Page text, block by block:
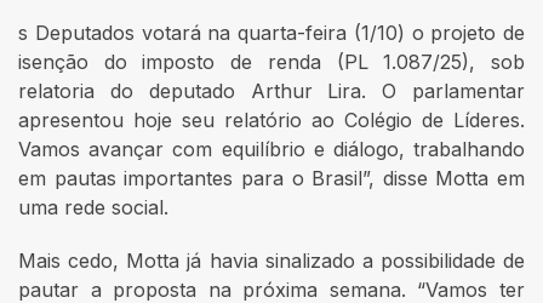
s Deputados votará na quarta-feira (1/10) o projeto de
isenção do imposto de renda (PL 1.087/25), sob
relatoria do deputado Arthur Lira. O parlamentar
apresentou hoje seu relatório ao Colégio de Líderes.
Vamos avançar com equilíbrio e diálogo, trabalhando
em pautas importantes para o Brasil”, disse Motta em
uma rede social.
Mais cedo, Motta já havia sinalizado a possibilidade de
pautar a proposta na próxima semana. “Vamos ter